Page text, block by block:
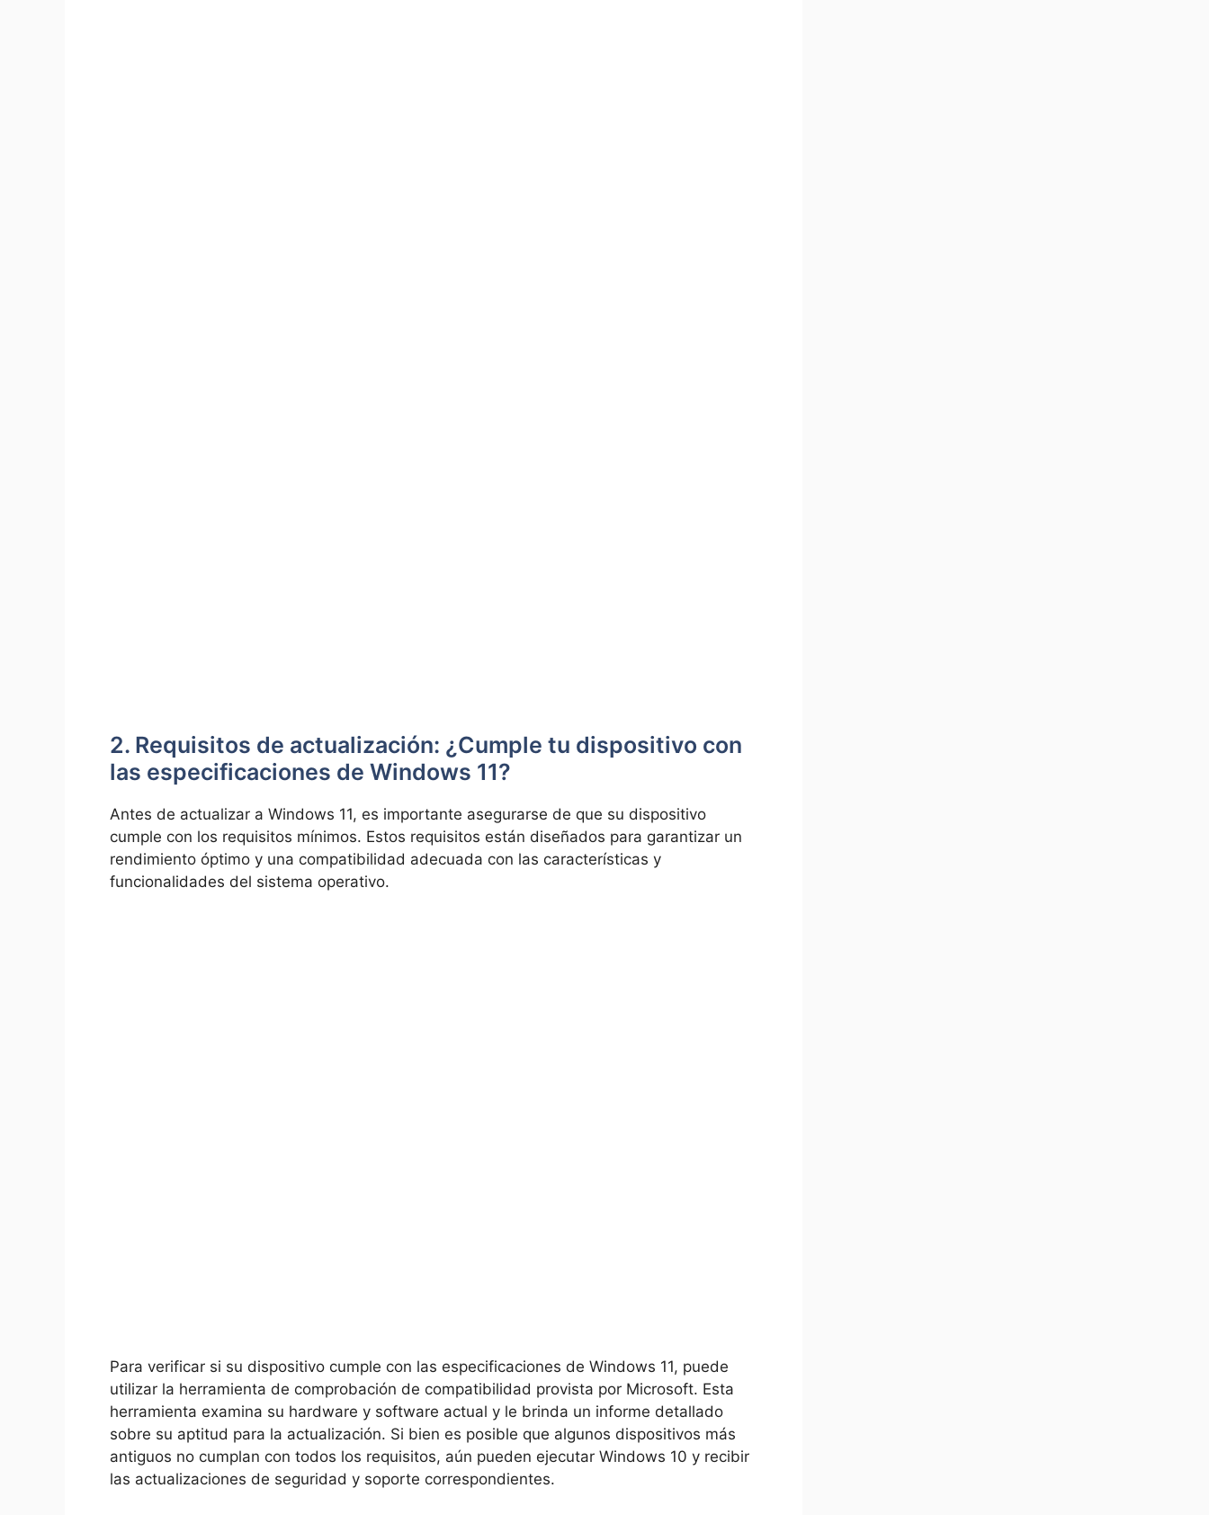
2. Requisitos de actualización: ¿Cumple tu dispositivo con
las especificaciones de Windows 11?
Antes de actualizar a Windows 11, es importante asegurarse de que su dispositivo
cumple con los requisitos mínimos. Estos requisitos están diseñados para garantizar un
rendimiento óptimo y una compatibilidad adecuada con las características y
funcionalidades del sistema operativo.
Para verificar si su dispositivo cumple con las especificaciones de Windows 11, puede
utilizar la herramienta de comprobación de compatibilidad provista por Microsoft. Esta
herramienta examina su hardware y software actual y le brinda un informe detallado
sobre su aptitud para la actualización. Si bien es posible que algunos dispositivos más
antiguos no cumplan con todos los requisitos, aún pueden ejecutar Windows 10 y recibir
las actualizaciones de seguridad y soporte correspondientes.